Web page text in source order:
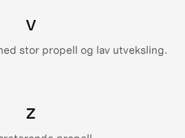
V
stor propell og lav utveksling.
Z